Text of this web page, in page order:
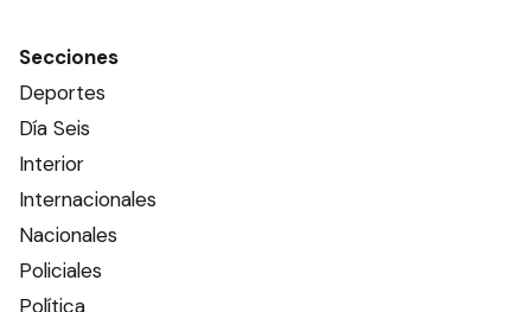
Secciones
Deportes
Día Seis
Interior
Internacionales
Nacionales
Policiales
Política